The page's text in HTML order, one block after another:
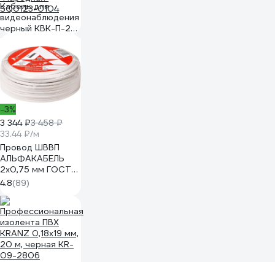
Кабель для
видеонаблюдения
черный КВК-П-2
ELECTRIC 200
метров, для
наружной
прокладки, серия
"Народная"
SQ0123-0104
-3%
3 344 ₽3 458 ₽
33.44 ₽/м
Провод ШВВП
АЛЬФАКАБЕЛЬ
2х0,75 мм ГОСТ
100 м 05142
4.8(89)